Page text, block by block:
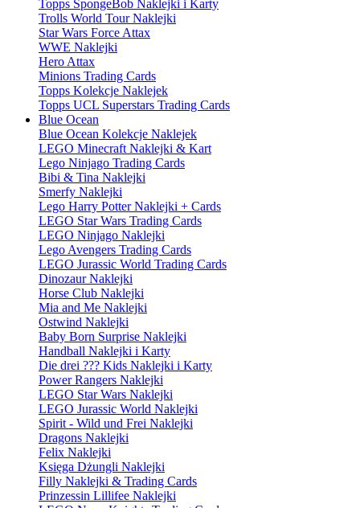
Topps SpongeBob Naklejki i Karty
Trolls World Tour Naklejki
Star Wars Force Attax
WWE Naklejki
Hero Attax
Minions Trading Cards
Topps Kolekcje Naklejek
Topps UCL Superstars Trading Cards
Blue Ocean
Blue Ocean Kolekcje Naklejek
LEGO Minecraft Naklejki & Kart
Lego Ninjago Trading Cards
Bibi & Tina Naklejki
Smerfy Naklejki
Lego Harry Potter Naklejki + Cards
LEGO Star Wars Trading Cards
LEGO Ninjago Naklejki
Lego Avengers Trading Cards
LEGO Jurassic World Trading Cards
Dinozaur Naklejki
Horse Club Naklejki
Mia and Me Naklejki
Ostwind Naklejki
Baby Born Surprise Naklejki
Handball Naklejki i Karty
Die drei ??? Kids Naklejki i Karty
Power Rangers Naklejki
LEGO Star Wars Naklejki
LEGO Jurassic World Naklejki
Spirit - Wild und Frei Naklejki
Dragons Naklejki
Felix Naklejki
Księga Dżungli Naklejki
Filly Naklejki & Trading Cards
Prinzessin Lillifee Naklejki